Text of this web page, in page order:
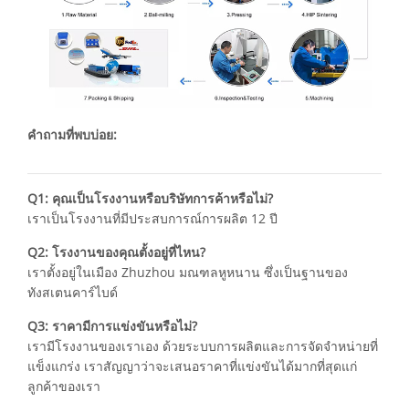
คำถามที่พบบ่อย:
Q1: คุณเป็นโรงงานหรือบริษัทการค้าหรือไม่?
เราเป็นโรงงานที่มีประสบการณ์การผลิต 12 ปี
Q2: โรงงานของคุณตั้งอยู่ที่ไหน?
เราตั้งอยู่ในเมือง Zhuzhou มณฑลหูหนาน ซึ่งเป็นฐานของ
ทังสเตนคาร์ไบด์
Q3: ราคามีการแข่งขันหรือไม่?
เรามีโรงงานของเราเอง ด้วยระบบการผลิตและการจัดจำหน่ายที่
แข็งแกร่ง เราสัญญาว่าจะเสนอราคาที่แข่งขันได้มากที่สุดแก่
ลูกค้าของเรา